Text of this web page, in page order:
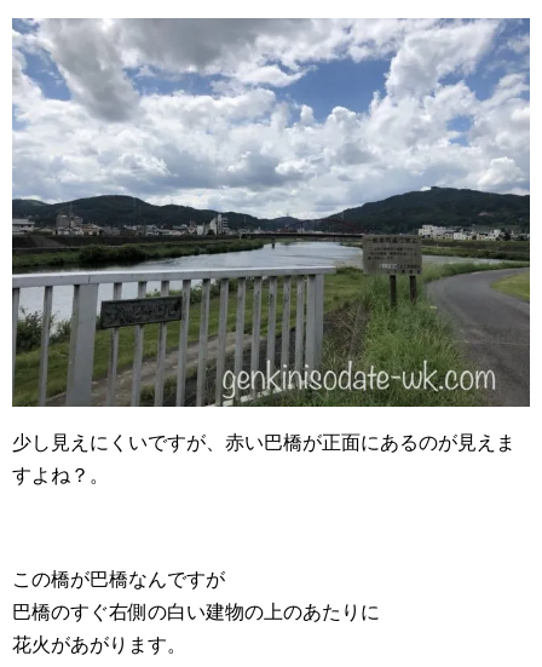
少し見えにくいですが、赤い巴橋が正面にあるのが見えま
すよね？。
この橋が巴橋なんですが
巴橋のすぐ右側の白い建物の上のあたりに
花火があがります。